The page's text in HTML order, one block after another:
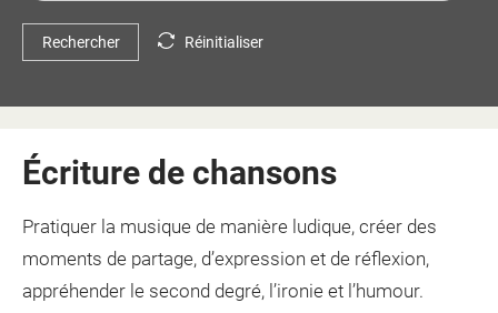
Écriture de chansons
Pratiquer la musique de manière ludique, créer des
moments de partage, d’expression et de réflexion,
appréhender le second degré, l’ironie et l’humour.